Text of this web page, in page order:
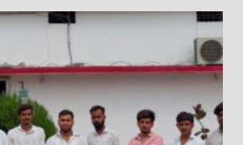
August 7, 2026
उरमाल पंचायत में भ्रष्टाचार की पराकाष्ठा!
जनपद सदस्य ने खोला फर्जी बिलों का
कच्चा-चिट्ठा, प्रशासन की चुप्पी पर उठाए
सवाल
August 7, 2026